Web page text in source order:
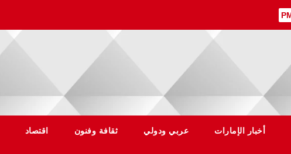
أخبار الإمارات عربي ودولي ثقافة وفنون اقتصاد